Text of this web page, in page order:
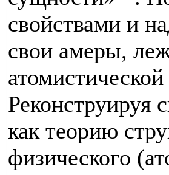
свойствами и
свои амеры,
Реконструируя
как теорию
физического